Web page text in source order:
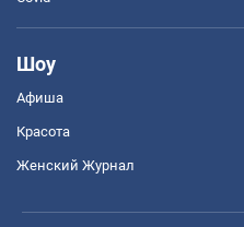
Шоу
Афиша
Красота
Женский Журнал